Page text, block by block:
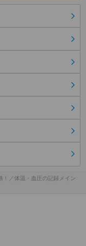
！／体温・血圧の記録メイン